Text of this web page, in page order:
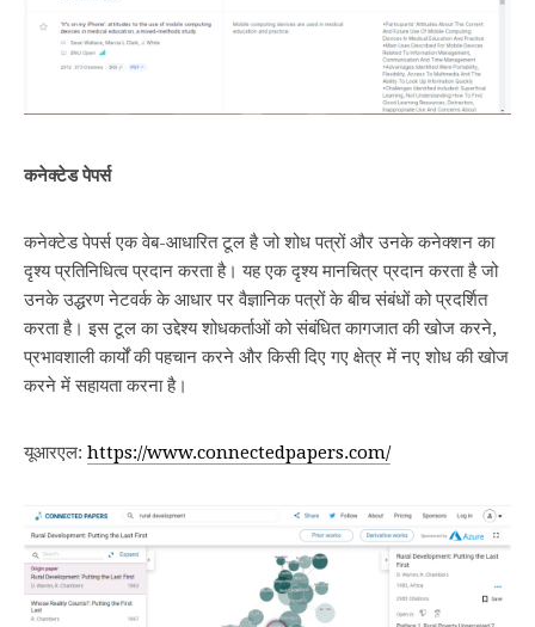
कनेक्‍टेड पेपर्स
कनेक्टेड पेपर्स एक वेब-आधारित टूल है जो शोध पत्रों और उनके कनेक्शन का
दृश्य प्रतिनिधित्व प्रदान करता है। यह एक दृश्य मानचित्र प्रदान करता है जो
उनके उद्धरण नेटवर्क के आधार पर वैज्ञानिक पत्रों के बीच संबंधों को प्रदर्शित
करता है। इस टूल का उद्देश्य शोधकर्ताओं को संबंधित कागजात की खोज करने,
प्रभावशाली कार्यों की पहचान करने और किसी दिए गए क्षेत्र में नए शोध की खोज
करने में सहायता करना है।
यूआरएल: https://www.connectedpapers.com/